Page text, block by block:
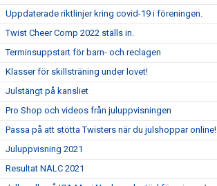
Uppdaterade riktlinjer kring covid-19 i föreningen.
Twist Cheer Comp 2022 ställs in.
Terminsuppstart för barn- och reclagen
Klasser för skillsträning under lovet!
Julstängt på kansliet
Pro Shop och videos från juluppvisningen
Passa på att stötta Twisters när du julshoppar online!
Juluppvisning 2021
Resultat NALC 2021